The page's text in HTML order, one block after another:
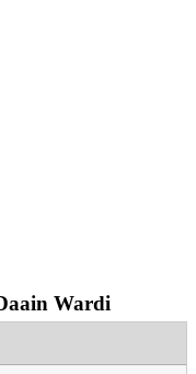
Wardi